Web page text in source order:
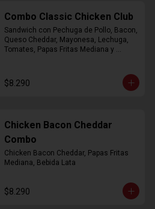
Combo Classic Chicken Club
Sandwich con Pechuga de Pollo, Bacon,
Queso Cheddar, Mayonesa, Lechuga,
Tomates, Papas Fritas Mediana y
$8.290
Chicken Bacon Cheddar
Combo
Chicken Bacon Cheddar, Papas Fritas
Mediana, Bebida Lata
$8.290